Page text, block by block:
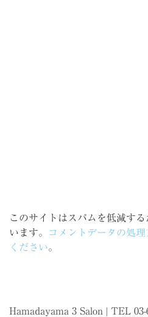
このサイトはスパムを低減す
います。
コメントデータの処
ください。
Hamadayama 3 Salon | TEL 03-